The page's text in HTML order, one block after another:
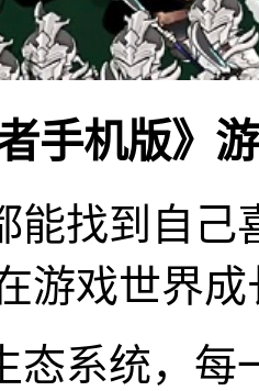
手机版》
能找到自
游戏世界
态系统，